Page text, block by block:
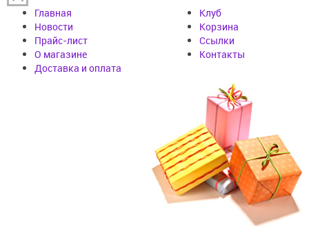
Главная
Новости
Прайс-лист
О магазине
Доставка и оплата
Клуб
Корзина
Cсылки
Контакты